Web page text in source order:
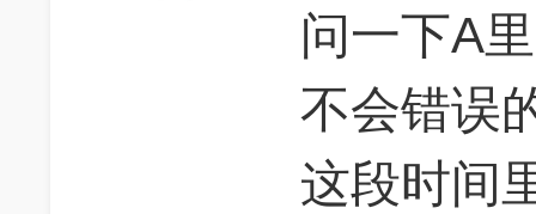
问一下A
不会错误
这段时间